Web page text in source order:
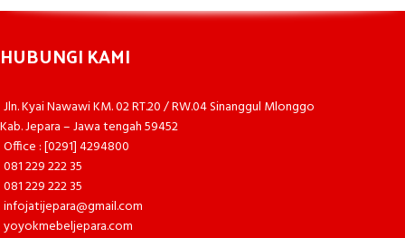
HUBUNGI KAMI
Jln. Kyai Nawawi KM. 02 RT.20 / RW.04 Sinanggul Mlonggo
Kab. Jepara – Jawa tengah 59452
Office : [0291] 4294800
081 229 222 35
081 229 222 35
infojatijepara@gmail.com
yoyokmebeljepara.com